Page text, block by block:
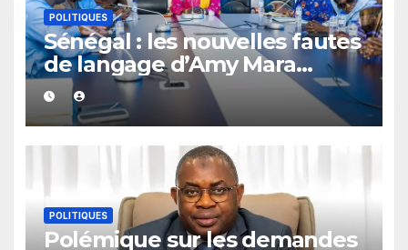
POLITIQUES
Sénégal : les nouvelles fautes
de langage d’Amy Mara
provoquent des réactions sur
les réseaux sociaux
POLITIQUES
Polémique sur les demandes